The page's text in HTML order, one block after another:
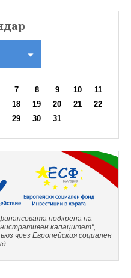
7 8 9 10
11
18 19 20 21
22
29 30 31
подкрепа на
капацитет",
чрез Европейския социален